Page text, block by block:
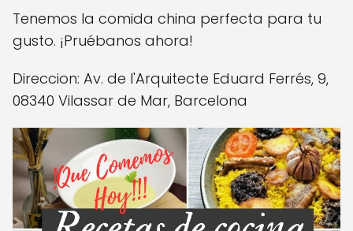
Tenemos la comida china perfecta para tu
gusto. ¡Pruébanos ahora!
Direccion: Av. de l'Arquitecte Eduard Ferrés, 9,
08340 Vilassar de Mar, Barcelona